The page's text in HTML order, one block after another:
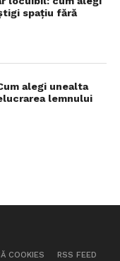
spațiu fără
alegi unealta
lemnului
COOKIES RSS FEED